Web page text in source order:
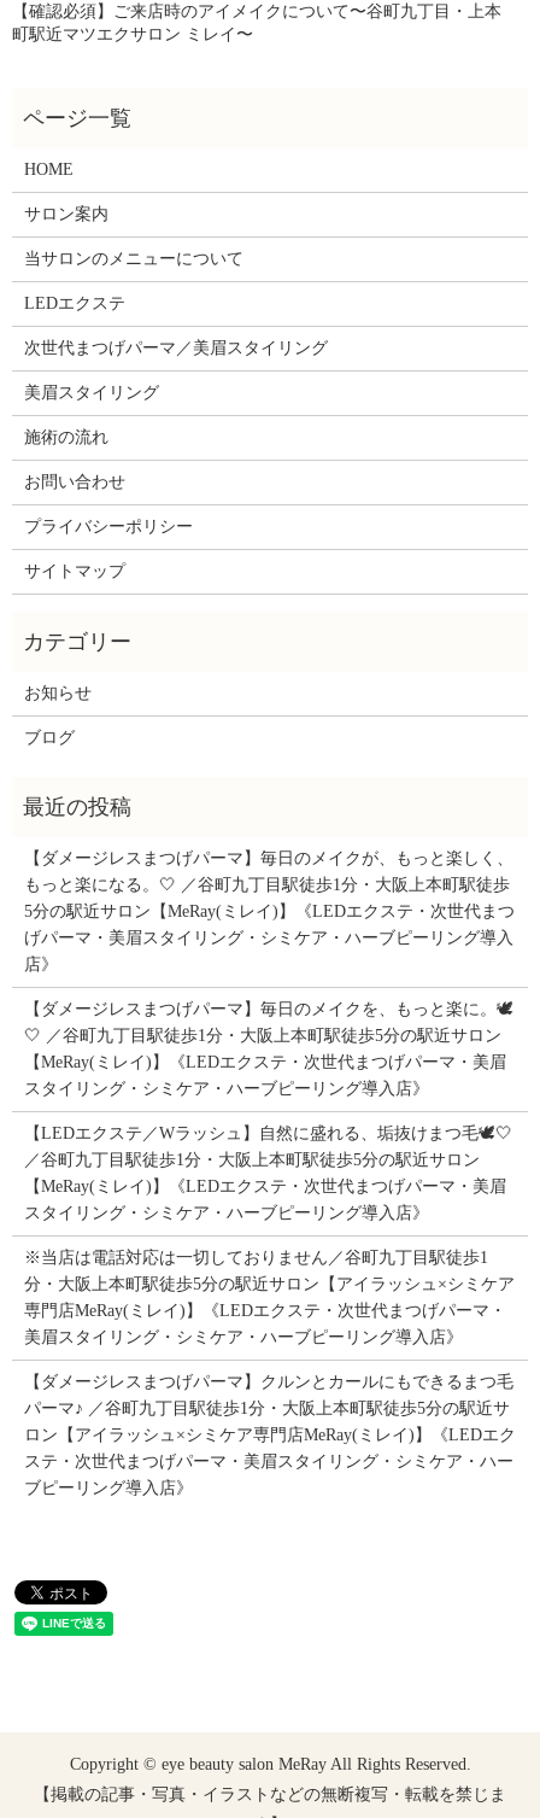
【確認必須】ご来店時のアイメイクについて〜谷町九丁目・上本
町駅近マツエクサロン ミレイ〜
HOME
サロン案内
当サロンのメニューについて
LEDエクステ
次世代まつげパーマ／美眉スタイリング
美眉スタイリング
施術の流れ
お問い合わせ
プライバシーポリシー
サイトマップ
お知らせ
ブログ
【ダメージレスまつげパーマ】毎日のメイクが、もっと楽しく、
もっと楽になる。🤍 ／谷町九丁目駅徒歩1分・大阪上本町駅徒歩
5分の駅近サロン【MeRay(ミレイ)】《LEDエクステ・次世代まつ
げパーマ・美眉スタイリング・シミケア・ハーブピーリング導入
店》
【ダメージレスまつげパーマ】毎日のメイクを、もっと楽に。🕊️
🤍 ／谷町九丁目駅徒歩1分・大阪上本町駅徒歩5分の駅近サロン
【MeRay(ミレイ)】《LEDエクステ・次世代まつげパーマ・美眉
スタイリング・シミケア・ハーブピーリング導入店》
【LEDエクステ／Wラッシュ】自然に盛れる、垢抜けまつ毛🕊️🤍
／谷町九丁目駅徒歩1分・大阪上本町駅徒歩5分の駅近サロン
【MeRay(ミレイ)】《LEDエクステ・次世代まつげパーマ・美眉
スタイリング・シミケア・ハーブピーリング導入店》
※当店は電話対応は一切しておりません／谷町九丁目駅徒歩1
分・大阪上本町駅徒歩5分の駅近サロン【アイラッシュ×シミケア
専門店MeRay(ミレイ)】《LEDエクステ・次世代まつげパーマ・
美眉スタイリング・シミケア・ハーブピーリング導入店》
【ダメージレスまつげパーマ】クルンとカールにもできるまつ毛
パーマ♪ ／谷町九丁目駅徒歩1分・大阪上本町駅徒歩5分の駅近サ
ロン【アイラッシュ×シミケア専門店MeRay(ミレイ)】《LEDエク
ステ・次世代まつげパーマ・美眉スタイリング・シミケア・ハー
ブピーリング導入店》
Copyright © eye beauty salon MeRay All Rights Reserved.
【掲載の記事・写真・イラストなどの無断複写・転載を禁じま